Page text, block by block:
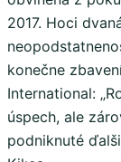
2017. Hoci
konečne
International:
úspech, ale
podniknuté